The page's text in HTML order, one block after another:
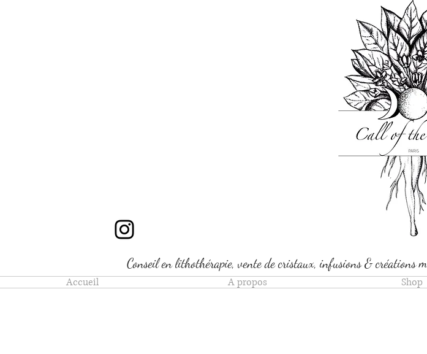
Accueil A propos Shop
Conseil en lithothérapie, vente de cristaux, infusions & créations